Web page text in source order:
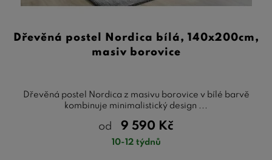
Dřevěná postel Nordica bílá, 140x200cm,
masiv borovice
Dřevěná postel Nordica z masivu borovice v bílé barvě
kombinuje minimalistický design ...
od 9 590 Kč
10-12 týdnů